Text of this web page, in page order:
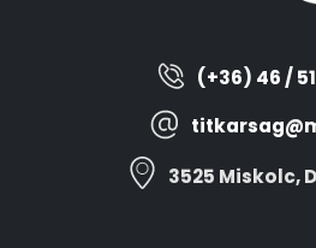
(+36) 46 /
3525 Miskolc,